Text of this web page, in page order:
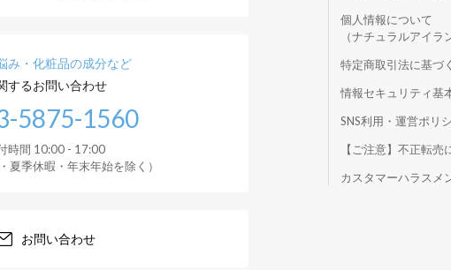
み・化粧品の成分など
するお問い合わせ
5875-1560
時間 10:00 - 17:00
夏季休暇・年末年始を除く）
お問い合わせ
個人情報について
（ナチュラルアイラ
特定商取引法に基づ
情報セキュリティ基
SNS利用・運営ポリ
【ご注意】不正転売
カスタマーハラスメ